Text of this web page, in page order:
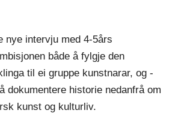
nye intervju med 4-5års
både å fylgje den
til ei gruppe kunstnarar, og -
dokumentere historie nedanfrå om
kunst og kulturliv.